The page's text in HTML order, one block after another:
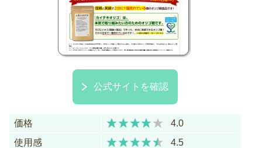
公式サイトを確認
価格
4.0
使用感
4.5